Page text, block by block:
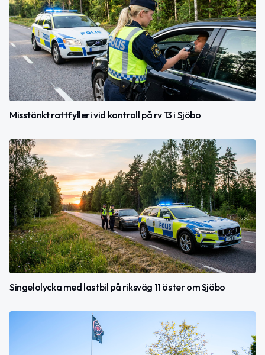
Misstänkt rattfylleri vid kontroll på rv 13 i Sjöbo
Singelolycka med lastbil på riksväg 11 öster om Sjöbo